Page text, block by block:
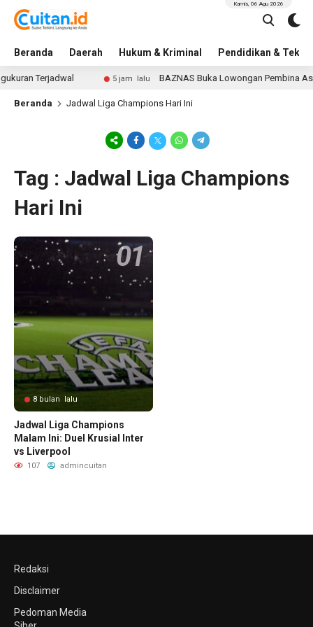
Beranda Daerah Hukum & Kriminal Pendidikan &
Kamis, 06 Agu 2026
Terjadwal 5 jam lalu BAZNAS Buka Lowongan Pembina
Beranda Jadwal Liga Champions Hari Ini
Tag : Jadwal Liga Champions
Hari Ini
8 bulan lalu
Jadwal Liga Champions
Malam Ini: Duel Krusial Inter
vs Liverpool
107 admincuitan
Redaksi
Disclaimer
Pedoman Media